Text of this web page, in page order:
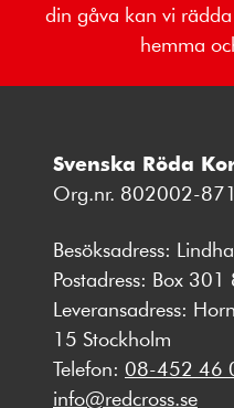
din gåva kan vi
hemma
Svenska Röda
Org.nr. 802002-
Besöksadress:
Postadress: Box
Leveransadress:
15 Stockholm
Telefon: 08-452 46
info@redcross.se